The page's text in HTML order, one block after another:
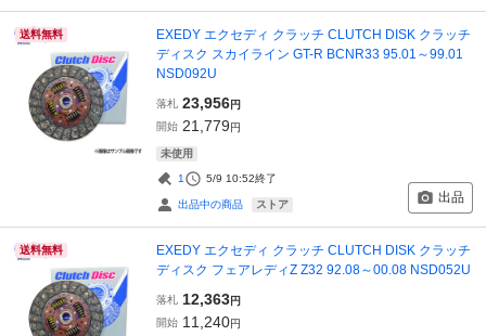
送料無料
EXEDY エクセディ クラッチ CLUTCH DISK クラッチ
ディスク スカイライン GT-R BCNR33 95.01～99.01
NSD092U
落札 23,956円
開始 21,779円
未使用
1 5/9 10:52終了
出品中の商品 ストア 出品
送料無料
EXEDY エクセディ クラッチ CLUTCH DISK クラッチ
ディスク フェアレディZ Z32 92.08～00.08 NSD052U
落札 12,363円
開始 11,240円